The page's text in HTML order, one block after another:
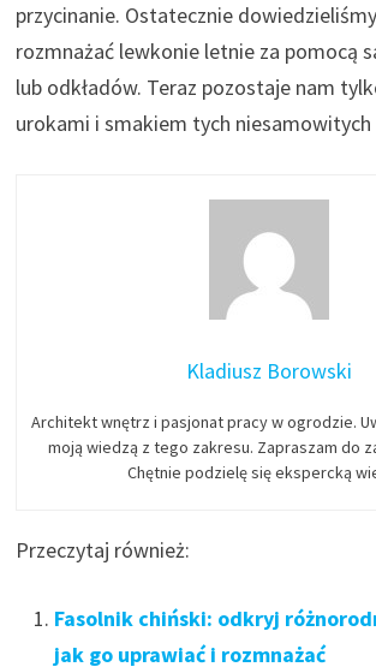
przycinanie. Ostatecznie
rozmnażać lewkonie letnie za pomocą
lub odkładów. Teraz pozostaje nam
urokami i smakiem tych niesamowitych
Kladiusz Borowski
Architekt wnętrz i pasjonat pracy w ogrodzie.
moją wiedzą z tego zakresu. Zapraszam do
Chętnie podzielę się ekspercką
Przeczytaj również:
Fasolnik chiński: odkryj
jak go uprawiać i rozmnażać